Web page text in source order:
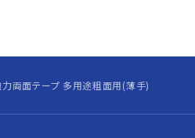
両面テープ 多用途粗面用(薄手)